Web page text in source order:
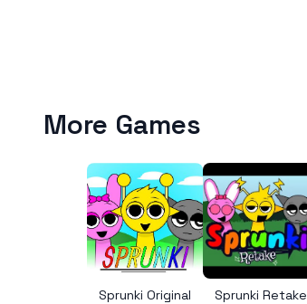
More Games
Sprunki Original Sprunki Retake